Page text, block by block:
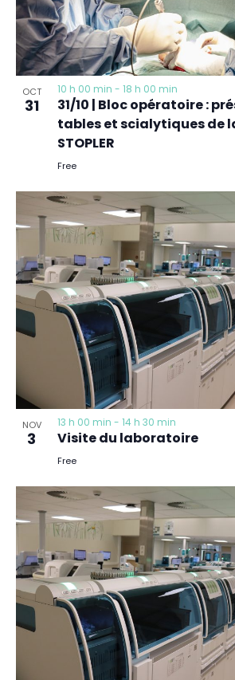
OCT
31
10 h 00 min - 18 h 00 min
31/10 | Bloc opératoire :
tables et scialytiques de
STOPLER
Free
NOV
3
13 h 00 min - 14 h 30 min
Visite du laboratoire
Free